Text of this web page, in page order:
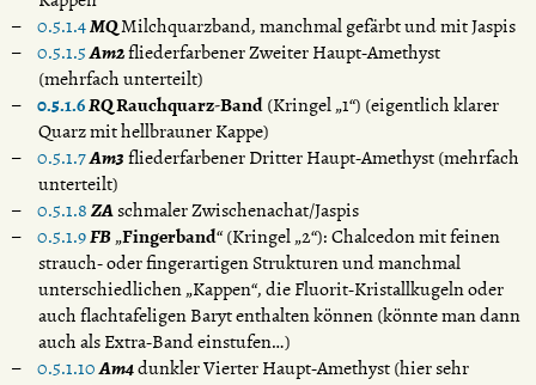
0.5.1.4MQMilchquarzband, manchmal gefärbt und mit Jaspis
0.5.1.5Am2fliederfarbener Zweiter Haupt-Amethyst
(mehrfach unterteilt)
0.5.1.6RQRauchquarz-Band(Kringel „1“) (eigentlich klarer
Quarz mit hellbrauner Kappe)
0.5.1.7Am3fliederfarbener Dritter Haupt-Amethyst (mehrfach
unterteilt)
0.5.1.8ZAschmaler Zwischenachat/Jaspis
0.5.1.9FB „Fingerband“ (Kringel „2“): Chalcedon mit feinen
strauch- oder fingerartigen Strukturen und manchmal
unterschiedlichen „Kappen“, die Fluorit-Kristallkugeln oder
auch flachtafeligen Baryt enthalten können (könnte man dann
auch als Extra-Band einstufen…)
0.5.1.10Am4dunkler Vierter Haupt-Amethyst (hier sehr